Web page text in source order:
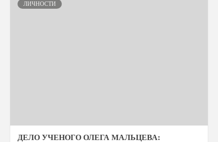
ЛИЧНОСТИ
ДЕЛО УЧЕНОГО ОЛЕГА МАЛЬЦЕВА: